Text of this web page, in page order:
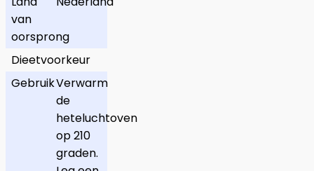
van
oorsprong
Dieetvoorkeur
GebruikVerwarm
de
heteluchtoven
op 210
graden.